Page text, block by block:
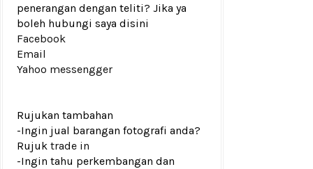
penerangan dengan teliti? Jika ya
boleh hubungi saya disini
Facebook
Email
Yahoo messengger
Rujukan tambahan
-Ingin jual barangan fotografi anda?
Rujuk trade in
-Ingin tahu perkembangan dan